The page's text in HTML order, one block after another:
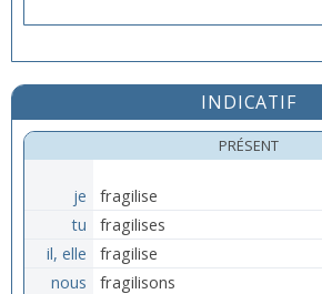
INDICATIF
PRÉSENT
je
fragilise
tu
fragilises
il, elle
fragilise
nous
fragilisons